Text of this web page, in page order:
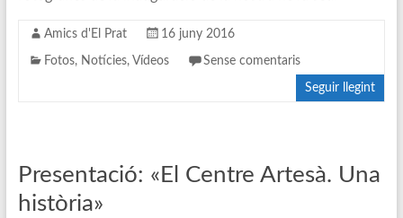
Amics d'El Prat 16 juny 2016
Fotos, Notícies, Vídeos Sense comentaris
Seguir llegint
Presentació: «El Centre Artesà. Una
història»